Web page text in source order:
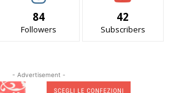
84
Followers
42
Subscribers
- Advertisement -